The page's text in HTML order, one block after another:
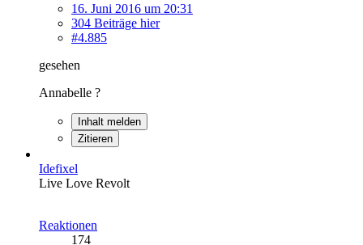
16. Juni 2016 um 20:31
304 Beiträge hier
#4.885
gesehen
Annabelle ?
Inhalt melden
Zitieren
Idefixel
Live Love Revolt
Reaktionen
174